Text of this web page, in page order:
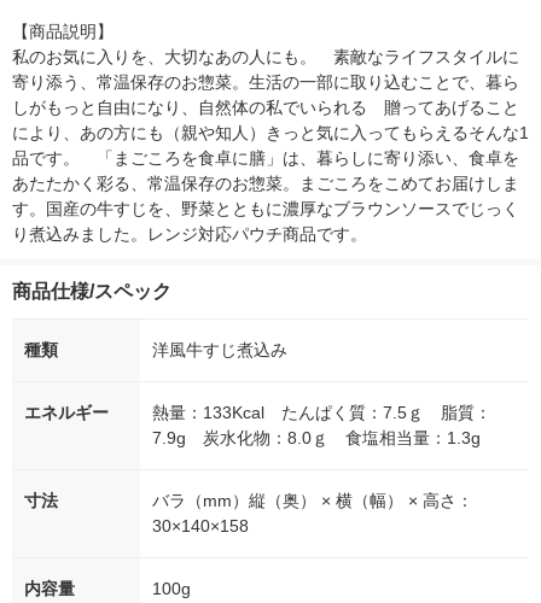
【商品説明】
私のお気に入りを、大切なあの人にも。　素敵なライフスタイルに
寄り添う、常温保存のお惣菜。生活の一部に取り込むことで、暮ら
しがもっと自由になり、自然体の私でいられる　贈ってあげること
により、あの方にも（親や知人）きっと気に入ってもらえるそんな1
品です。　「まごころを食卓に膳」は、暮らしに寄り添い、食卓を
あたたかく彩る、常温保存のお惣菜。まごころをこめてお届けしま
す。国産の牛すじを、野菜とともに濃厚なブラウンソースでじっく
り煮込みました。レンジ対応パウチ商品です。
商品仕様/スペック
種類 洋風牛すじ煮込み
エネルギー
熱量：133Kcal たんぱく質：7.5ｇ 脂質：
7.9g 炭水化物：8.0ｇ 食塩相当量：1.3g
寸法
バラ（mm）縦（奥） × 横（幅） × 高さ：
30×140×158
内容量 100g